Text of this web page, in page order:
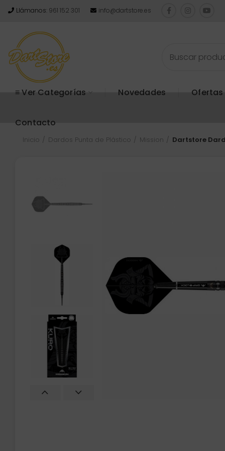
Llámanos: 961 152 301 info@dartstore.es
≡ Ver Categorías Novedades Ofertas
Contacto
Inicio Dardos Punta de Plástico Mission Dartstore